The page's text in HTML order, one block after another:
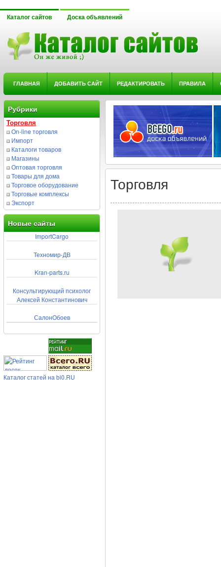
Каталог сайтов Доска объявлений
ГЛАВНАЯ ДОБАВИТЬ САЙТ РЕДАКТИРОВАТЬ ПРАВИЛА
Рубрики
Торговля
On-line торговля
Импорт
Каталоги товаров
Магазины
Оптовая торговля
Товары для дома
Торговое оборудование
Торговые комплексы
Экспорт
Новые сайты
ImportCargo
Техномир-ДВ
Kran-parts.ru
Консультирующий психолог
Алексей Константинович
СалонОбоев
Каталог статей на bi0.RU
Торговля